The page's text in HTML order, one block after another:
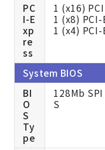
PC
I-E
xp
re
ss
1 (x16)
1 (x8)
1 (x4)
System BIOS
BI
O
S
Ty
pe
128Mb
S